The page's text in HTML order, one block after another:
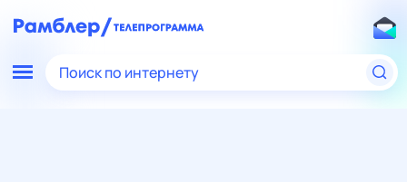
Поиск по интернету